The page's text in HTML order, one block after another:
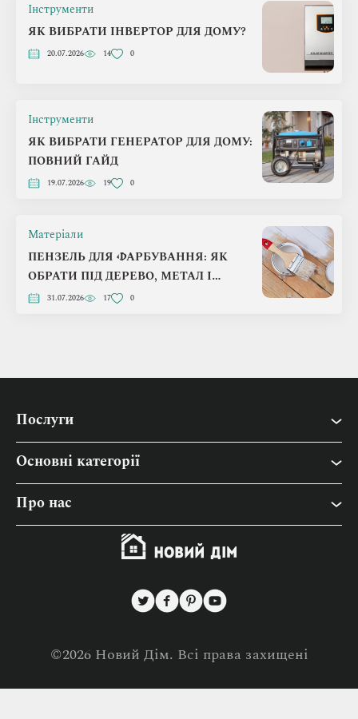
Інструменти
ЯК ВИБРАТИ ІНВЕРТОР ДЛЯ ДОМУ?
20.07.2026 14 0
Інструменти
ЯК ВИБРАТИ ГЕНЕРАТОР ДЛЯ ДОМУ:
ПОВНИЙ ГАЙД
19.07.2026 19 0
Матеріали
ПЕНЗЕЛЬ ДЛЯ ФАРБУВАННЯ: ЯК
ОБРАТИ ПІД ДЕРЕВО, МЕТАЛ І
БЕТОН
31.07.2026 17 0
Послуги
Основні категорії
Інтер’єр
Будівництво
Товари для дому
Про нас
Про “Новий Дім”
Політика використання файлів cookies
©2026 Новий Дім. Всі права захищені